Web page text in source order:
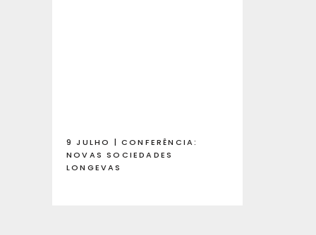
9 JULHO | CONFERÊNCIA:
NOVAS SOCIEDADES
LONGEVAS